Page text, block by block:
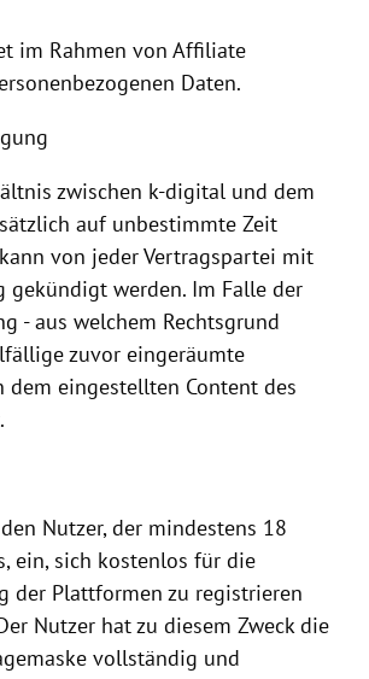
im Rahmen von Affiliate
Daten.
zwischen k-digital und dem
auf unbestimmte Zeit
von jeder Vertragspartei mit
werden. Im Falle der
- aus welchem Rechtsgrund
zuvor eingeräumte
dem eingestellten Content des
Nutzer, der mindestens 18
ein, sich kostenlos für die
der Plattformen zu registrieren
Nutzer hat zu diesem Zweck die
vollständig und